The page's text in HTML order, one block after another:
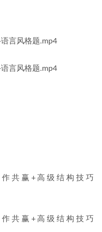
言风格题.mp4
言风格题.mp4
共赢+高级结构技巧
共赢+高级结构技巧